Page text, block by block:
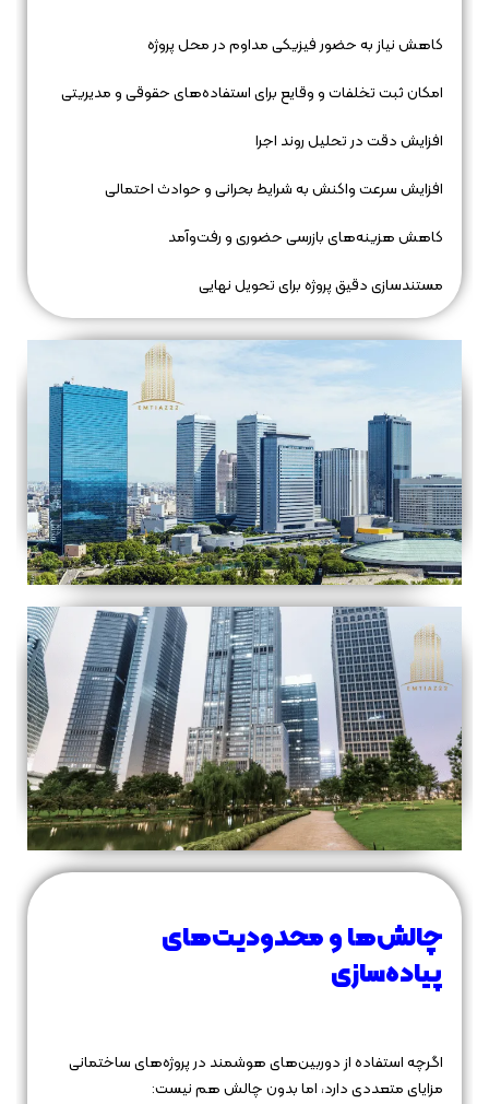
کاهش نیاز به حضور فیزیکی مداوم در محل پروژه
امکان ثبت تخلفات و وقایع برای استفاده‌های حقوقی و مدیریتی
افزایش دقت در تحلیل روند اجرا
افزایش سرعت واکنش به شرایط بحرانی و حوادث احتمالی
کاهش هزینه‌های بازرسی حضوری و رفت‌وآمد
مستندسازی دقیق پروژه برای تحویل نهایی
چالش‌ها و محدودیت‌های
پیاده‌سازی
اگرچه استفاده از دوربین‌های هوشمند در پروژه‌های ساختمانی
مزایای متعددی دارد، اما بدون چالش هم نیست: